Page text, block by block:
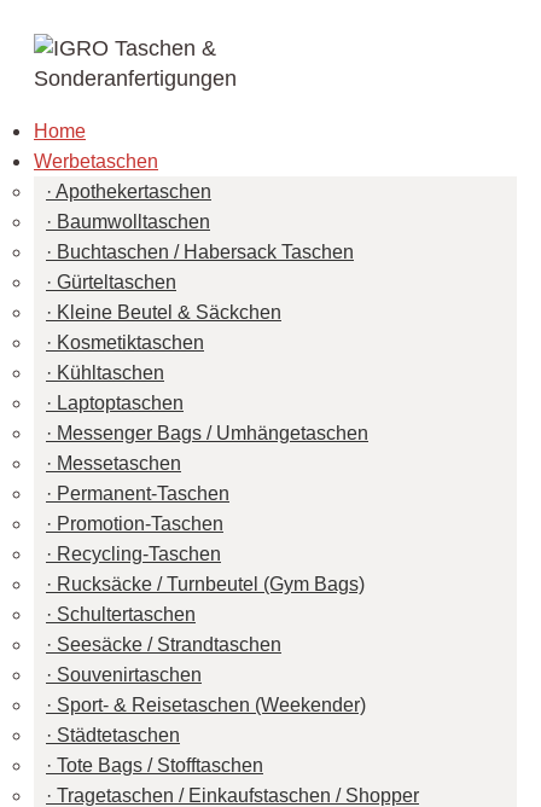
Home
Werbetaschen
Apothekertaschen
Baumwolltaschen
Buchtaschen / Habersack Taschen
Gürteltaschen
Kleine Beutel & Säckchen
Kosmetiktaschen
Kühltaschen
Laptoptaschen
Messenger Bags / Umhängetaschen
Messetaschen
Permanent-Taschen
Promotion-Taschen
Recycling-Taschen
Rucksäcke / Turnbeutel (Gym Bags)
Schultertaschen
Seesäcke / Strandtaschen
Souvenirtaschen
Sport- & Reisetaschen (Weekender)
Städtetaschen
Tote Bags / Stofftaschen
Tragetaschen / Einkaufstaschen / Shopper